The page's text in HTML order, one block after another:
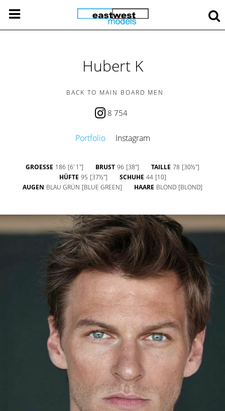
Hubert K
BACK TO MAIN BOARD MEN
8 754
Portfolio Instagram
GROESSE 186 [6' 1''] BRUST 96 [38''] TAILLE 78 [30½'']
HÜFTE 95 [37½''] SCHUHE 44 [10]
AUGEN BLAU GRÜN [BLUE GREEN] HAARE BLOND [BLOND]